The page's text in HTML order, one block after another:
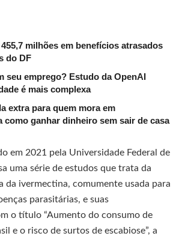
milhões em benefícios atrasados
do DF
seu emprego? Estudo da OpenAI
é mais complexa
extra para quem mora em
como ganhar dinheiro sem sair de casa
em 2021 pela Universidade Federal de
uma série de estudos que trata da
da ivermectina, comumente usada para
parasitárias, e suas
o título “Aumento do consumo de
e o risco de surtos de escabiose”, a